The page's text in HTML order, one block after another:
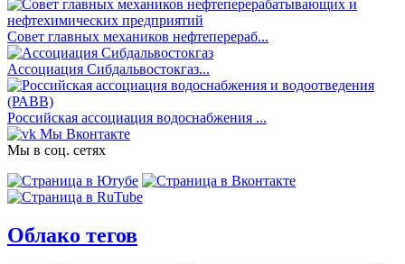
Совет главных механиков нефтеперераб...
Ассоциация Сибдальвостокгаз...
Российская ассоциация водоснабжения ...
Мы Вконтакте
Мы в соц. сетях
Облако тегов